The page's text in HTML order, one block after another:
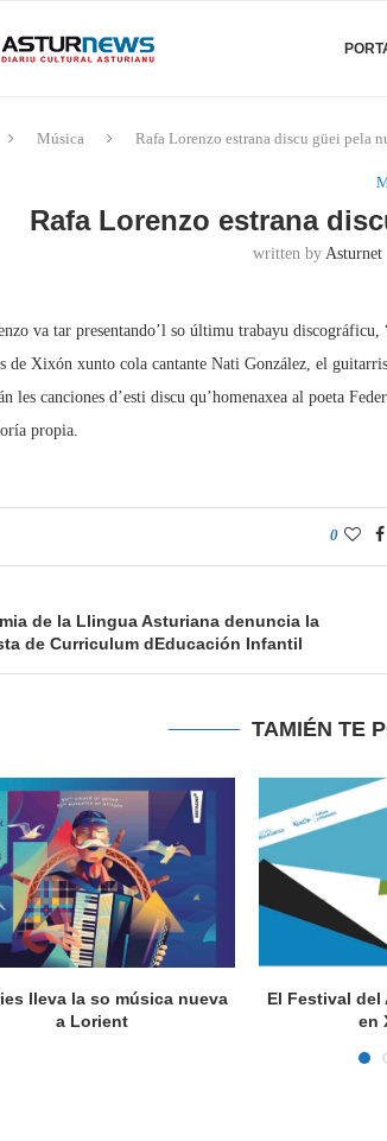
Música Rafa Lorenzo estrana discu güei pela
Rafa Lorenzo estrana
written byAsturnet
va tar presentando’l so últimu trabayu
de Xixón xunto cola cantante Nati González, el
les canciones d’esti discu qu’homenaxea al poeta
propia.
0
de la Llingua Asturiana denuncia la
de Curriculum dEducación Infantil
TAMIÉN TE
lleva la so música nueva
a Lorient
El Festival del
en